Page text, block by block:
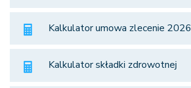
Kalkulator umowa zlecenie 2026
Kalkulator składki zdrowotnej